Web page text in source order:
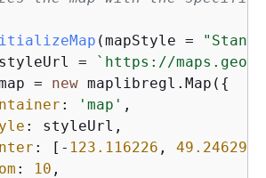
(mapStyle =
= `https://maps.geo.
= new maplibregl.Map( {
: 'map'
:
: [- 123.116226 , 49.246292
: 10